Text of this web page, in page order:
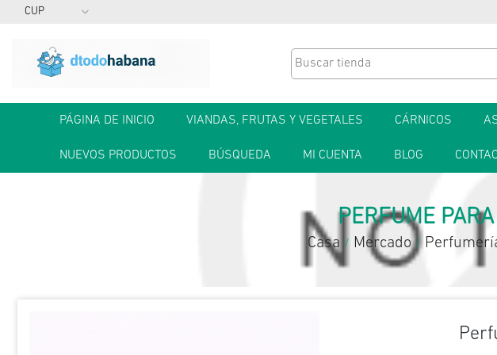
PÁGINA DE INICIO VIANDAS, FRUTAS Y VEGETALES CÁRNICOS
NUEVOS PRODUCTOS BÚSQUEDA MI CUENTA BLOG
PERFUME
Casa / Mercado /